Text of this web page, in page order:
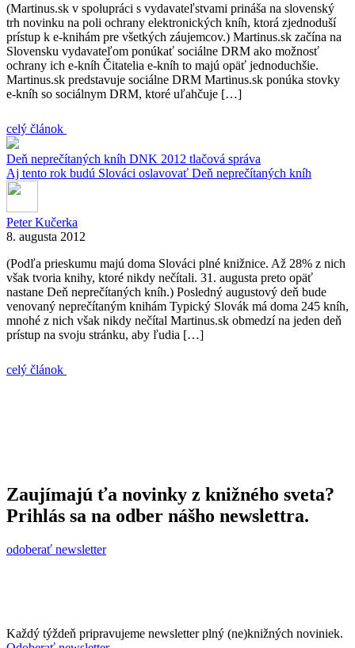
(Martinus.sk v spolupráci s vydavateľstvami prináša na slovenský
trh novinku na poli ochrany elektronických kníh, ktorá zjednoduší
prístup k e-knihám pre všetkých záujemcov.) Martinus.sk začína na
Slovensku vydavateľom ponúkať sociálne DRM ako možnosť
ochrany ich e-kníh Čitatelia e-kníh to majú opäť jednoduchšie.
Martinus.sk predstavuje sociálne DRM Martinus.sk ponúka stovky
e-kníh so sociálnym DRM, ktoré uľahčuje […]
celý článok
Deň neprečítaných kníh DNK 2012 tlačová správa
Aj tento rok budú Slováci oslavovať Deň neprečítaných kníh
Peter Kučerka
8. augusta 2012
(Podľa prieskumu majú doma Slováci plné knižnice. Až 28% z nich
však tvoria knihy, ktoré nikdy nečítali. 31. augusta preto opäť
nastane Deň neprečítaných kníh.) Posledný augustový deň bude
venovaný neprečítaným knihám Typický Slovák má doma 245 kníh,
mnohé z nich však nikdy nečítal Martinus.sk obmedzí na jeden deň
prístup na svoju stránku, aby ľudia […]
celý článok
Zaujímajú ťa novinky z knižného sveta?
Prihlás sa na odber nášho newslettra.
odoberať newsletter
Každý týždeň pripravujeme newsletter plný (ne)knižných noviniek.